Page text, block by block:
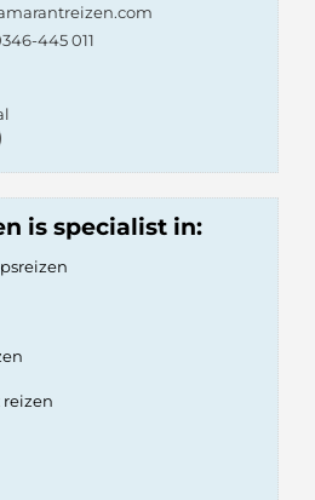
445 011
is specialist in: